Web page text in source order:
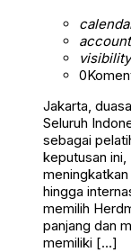
visibility
0
Jakarta,
Seluruh
sebagai
keputusan
hingga
memilih
panjang dan
memiliki […]